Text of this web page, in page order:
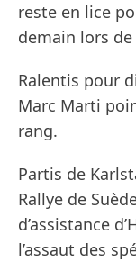
reste en lice
demain lors
Ralentis pour
Marc Marti
rang.
Partis de
Rallye de
d’assistance
l’assaut des